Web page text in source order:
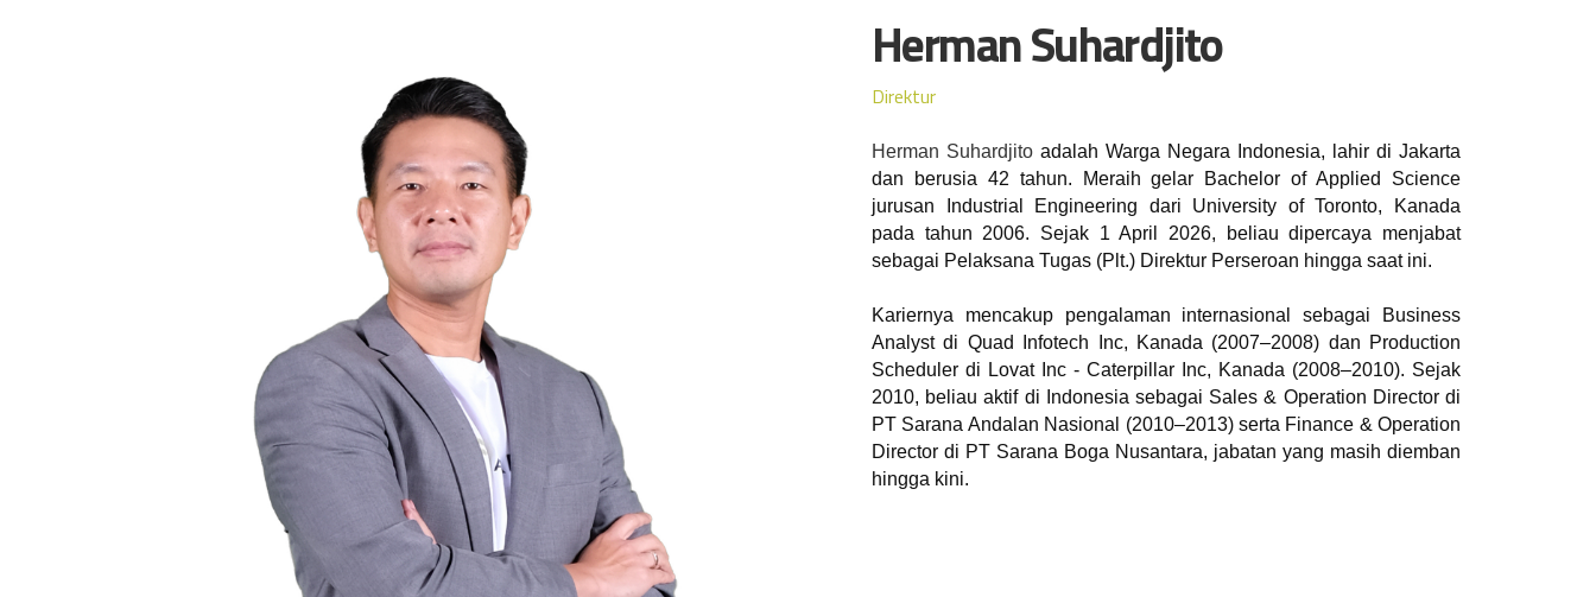
Herman Suhardjito
Direktur
Herman Suhardjito adalah Warga Negara Indonesia, lahir di Jakarta
dan berusia 42 tahun. Meraih gelar Bachelor of Applied Science
jurusan Industrial Engineering dari University of Toronto, Kanada
pada tahun 2006. Sejak 1 April 2026, beliau dipercaya menjabat
sebagai Pelaksana Tugas (Plt.) Direktur Perseroan hingga saat ini.
Kariernya mencakup pengalaman internasional sebagai Business
Analyst di Quad Infotech Inc, Kanada (2007–2008) dan Production
Scheduler di Lovat Inc - Caterpillar Inc, Kanada (2008–2010). Sejak
2010, beliau aktif di Indonesia sebagai Sales & Operation Director di
PT Sarana Andalan Nasional (2010–2013) serta Finance & Operation
Director di PT Sarana Boga Nusantara, jabatan yang masih diemban
hingga kini.